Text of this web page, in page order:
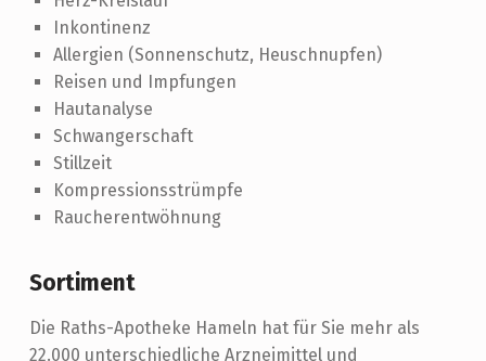
Inkontinenz
Allergien (Sonnenschutz, Heuschnupfen)
Reisen und Impfungen
Hautanalyse
Schwangerschaft
Stillzeit
Kompressionsstrümpfe
Raucherentwöhnung
Sortiment
Die Raths-Apotheke Hameln hat für Sie mehr als
22.000 unterschiedliche Arzneimittel und